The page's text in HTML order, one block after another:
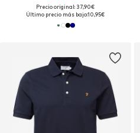
Precio original: 37,90€
Último precio más bajo:10,95€